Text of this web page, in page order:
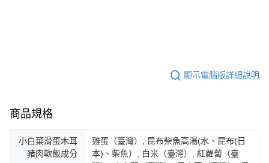
顯示電腦版詳細說明
商品規格
小白菜滑蛋木耳
豬肉軟飯成分
雞蛋（臺灣）, 昆布柴魚高湯(水、昆布(日
本)、柴魚）, 白米（臺灣）, 紅蘿蔔（臺